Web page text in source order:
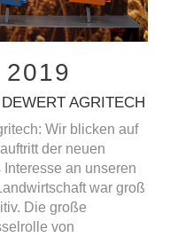
2019
AGRITECH
Wir blicken auf
der neuen
an unseren
war groß
Die große
von